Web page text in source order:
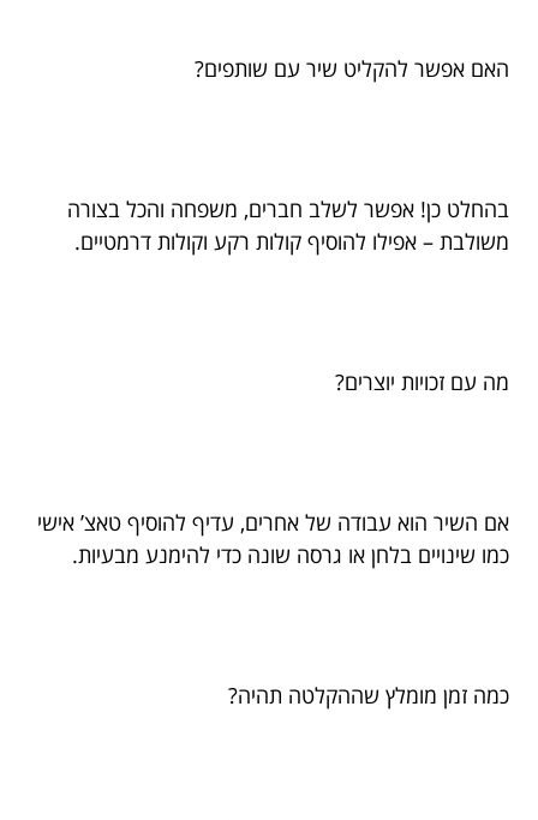
האם אפשר להקליט שיר עם שותפים?
בהחלט כן! אפשר לשלב חברים, משפחה והכל בצורה
משולבת – אפילו להוסיף קולות רקע וקולות דרמטיים.
מה עם זכויות יוצרים?
אם השיר הוא עבודה של אחרים, עדיף להוסיף טאצ’ אישי
כמו שינויים בלחן או גרסה שונה כדי להימנע מבעיות.
כמה זמן מומלץ שההקלטה תהיה?